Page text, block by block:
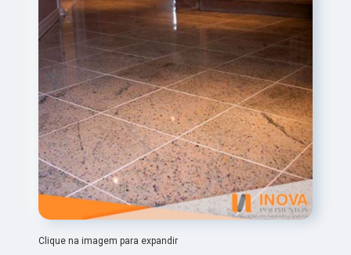
Clique na imagem para expandir